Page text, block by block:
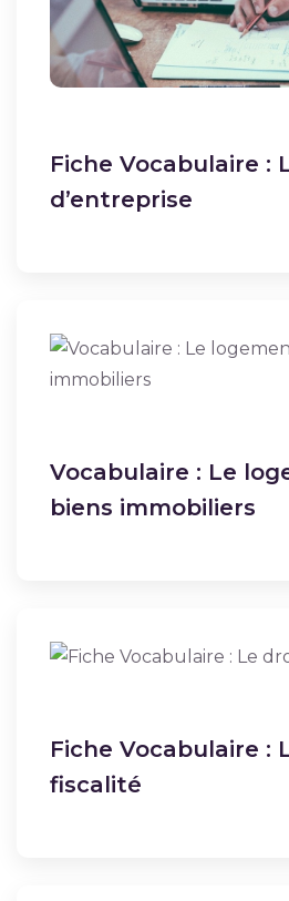
Fiche Vocabulaire :
d’entreprise
Vocabulaire : Le
biens immobiliers
Fiche Vocabulaire :
fiscalité